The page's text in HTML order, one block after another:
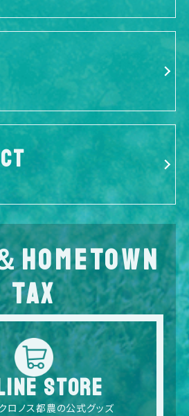
HOMETOWN
TAX
STORE
ロノス都農の公式グッズ